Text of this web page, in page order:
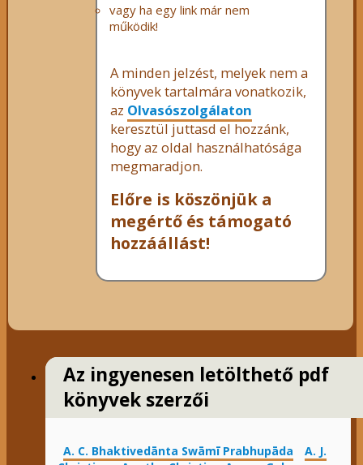
vagy ha egy link már nem
működik!
A minden jelzést, melyek nem a
könyvek tartalmára vonatkozik,
az Olvasószolgálaton
keresztül juttasd el hozzánk,
hogy az oldal használhatósága
megmaradjon.
Előre is köszönjük a
megértő és támogató
hozzáállást!
Az ingyenesen letölthető pdf
könyvek szerzői
A. C. Bhaktivedānta Swāmī Prabhupāda
A. J.